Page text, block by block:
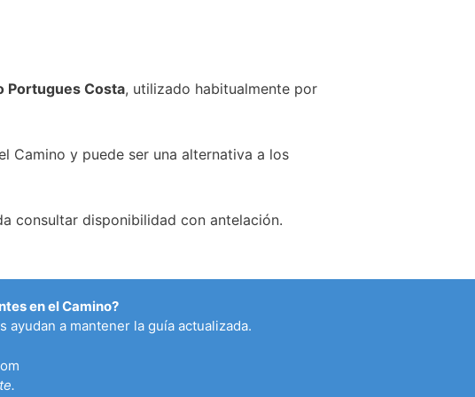
Portugues Costa, utilizado habitualmente por
Camino y puede ser una alternativa a los
consultar disponibilidad con antelación.
en el Camino?
ayudan a mantener la guía actualizada.